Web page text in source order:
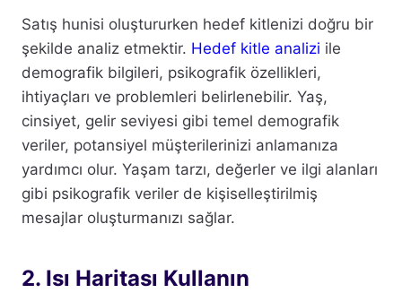
Satış hunisi oluştururken hedef kitlenizi doğru bir
şekilde analiz etmektir. Hedef kitle analizi ile
demografik bilgileri, psikografik özellikleri,
ihtiyaçları ve problemleri belirlenebilir. Yaş,
cinsiyet, gelir seviyesi gibi temel demografik
veriler, potansiyel müşterilerinizi anlamanıza
yardımcı olur. Yaşam tarzı, değerler ve ilgi alanları
gibi psikografik veriler de kişiselleştirilmiş
mesajlar oluşturmanızı sağlar.
2. Isı Haritası Kullanın